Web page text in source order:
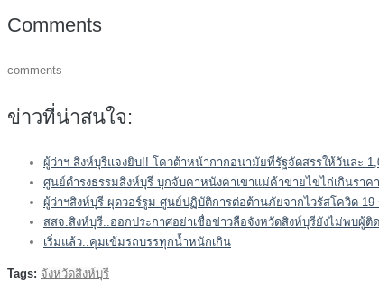
Comments
comments
ข่าวที่น่าสนใจ:
ผู้ว่าฯ สิงห์บุรีแจงยิบ!! โควต้าหน้ากากอนามัยที่รัฐจัดสรรให้วันละ
ศูนย์ดำรงธรรมสิงห์บุรี บุกจับคาหนังคาเขาแม่ค้าขายไข่ไก่เกินราคา
ผู้ว่าฯสิงห์บุรี ผุดวอร์รูม ศูนย์ปฏิบัติการต่อต้านภัยจากไวรัสโควิด-
สสจ.สิงห์บุรี..ออกประกาศอย่าเชื่อข่าวลือจังหวัดสิงห์บุรียังไม่พบผู้ติ
เริ่มแล้ว..คุมเข้มรถบรรทุกน้ำหนักเกิน
Tags: จังหวัดสิงห์บุรี